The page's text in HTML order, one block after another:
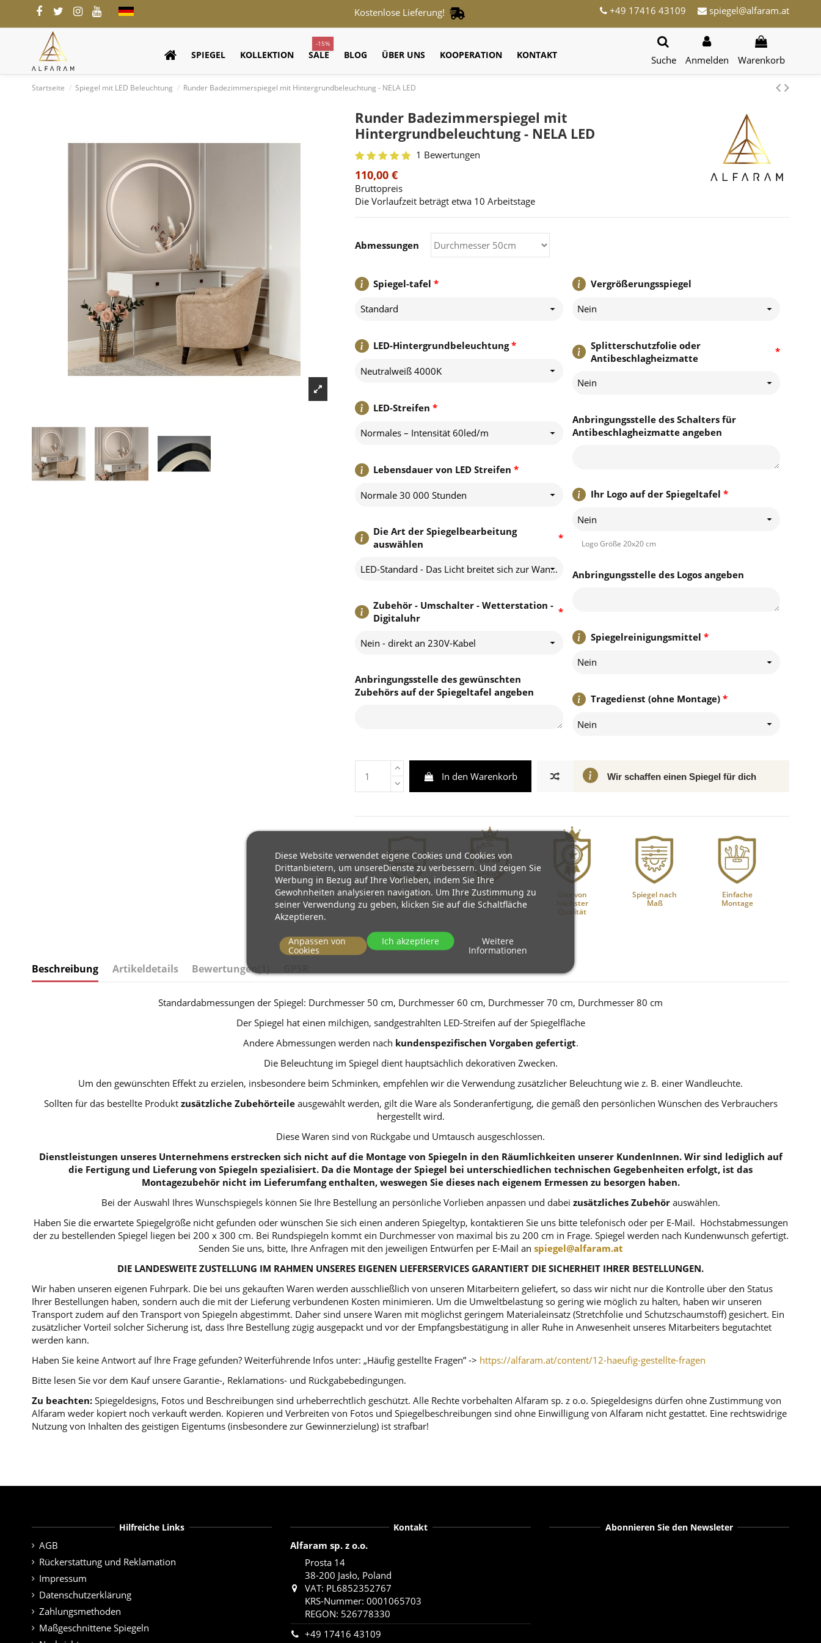
Kostenlose Lieferung! +49 17416 43109 spiegel@alfaram.at
SPIEGEL KOLLEKTION SALE
-15%
BLOG ÜBER UNS KOOPERATION KONTAKT Suche Anmelden Warenkorb
Startseite Spiegel mit LED Beleuchtung Runder Badezimmerspiegel mit Hintergrundbeleuchtung - NELA LED
Runder Badezimmerspiegel mit
Hintergrundbeleuchtung - NELA LED
1 Bewertungen
110,00 €
Bruttopreis
Die Vorlaufzeit beträgt etwa 10 Arbeitstage
*
Spiegel-tafel
Standard
*
LED-Hintergrundbeleuchtung
Neutralweiß 4000K
*
LED-Streifen
Normales – Intensität 60led/m
*
Lebensdauer von LED Streifen
Normale 30 000 Stunden
*
Die Art der Spiegelbearbeitung
auswählen
LED-Standard - Das Licht breitet sich zur Wand hinter dem Spiegel aus
*
Zubehör - Umschalter - Wetterstation -
Digitaluhr
Nein - direkt an 230V-Kabel
Anbringungsstelle des gewünschten
Zubehörs auf der Spiegeltafel angeben
Vergrößerungsspiegel
Nein
*
Splitterschutzfolie oder
Antibeschlagheizmatte
Nein
Anbringungsstelle des Schalters für
Antibeschlagheizmatte angeben
*
Ihr Logo auf der Spiegeltafel
Nein
Logo Größe 20x20 cm
Anbringungsstelle des Logos angeben
*
Spiegelreinigungsmittel
Nein
*
Tragedienst (ohne Montage)
Nein
Abmessungen
In den Warenkorb Wir schaffen einen Spiegel für dich
Kostenloser
Versand
Wir produzieren
seit 2013
Glas von
höchster
Qualität
Spiegel nach
Maß
Einfache
Montage
Beschreibung Artikeldetails Bewertungen
Standardabmessungen der Spiegel: Durchmesser 50 cm, Durchmesser 60 cm, Durchmesser 70 cm, Durchmesser 80 cm
Der Spiegel hat einen milchigen, sandgestrahlten LED-Streifen auf der Spiegelfläche
Andere Abmessungen werden nach kundenspezifischen Vorgaben gefertigt.
Die Beleuchtung im Spiegel dient hauptsächlich dekorativen Zwecken.
Um den gewünschten Effekt zu erzielen, insbesondere beim Schminken, empfehlen wir die Verwendung zusätzlicher Beleuchtung wie z. B. einer Wandleuchte.
Sollten für das bestellte Produkt zusätzliche Zubehörteileausgewählt werden, gilt die Ware als Sonderanfertigung, die gemäß den persönlichen Wünschen des Verbrauchers
hergestellt wird.
Diese Waren sind von Rückgabe und Umtausch ausgeschlossen.
Dienstleistungen unseres Unternehmens erstrecken sich nicht auf die Montage von Spiegeln in den Räumlichkeiten unserer KundenInnen. Wir sind lediglich auf
die Fertigung und Lieferung von Spiegeln spezialisiert. Da die Montage der Spiegel bei unterschiedlichen technischen Gegebenheiten erfolgt, ist das
Montagezubehör nicht im Lieferumfang enthalten, weswegen Sie dieses nach eigenem Ermessen zu besorgen haben.
Bei der Auswahl Ihres Wunschspiegels können Sie Ihre Bestellung an persönliche Vorlieben anpassen und dabei zusätzliches Zubehörauswählen.
Haben Sie die erwartete Spiegelgröße nicht gefunden oder wünschen Sie sich einen anderen Spiegeltyp, kontaktieren Sie uns bitte telefonisch oder per E-Mail. Höchstabmessungen
der zu bestellenden Spiegel liegen bei 200 x 300 cm. Bei Rundspiegeln kommt ein Durchmesser von maximal bis zu 200 cm in Frage. Spiegel werden nach Kundenwunsch gefertigt.
Senden Sie uns, bitte, Ihre Anfragen mit den jeweiligen Entwürfen per E-Mail an spiegel@alfaram.at
DIE LANDESWEITE ZUSTELLUNG IM RAHMEN UNSERES EIGENEN LIEFERSERVICES GARANTIERT DIE SICHERHEIT IHRER BESTELLUNGEN.
Wir haben unseren eigenen Fuhrpark. Die bei uns gekauften Waren werden ausschließlich von unseren Mitarbeitern geliefert, so dass wir nicht nur die Kontrolle über den Status
Ihrer Bestellungen haben, sondern auch die mit der Lieferung verbundenen Kosten minimieren. Um die Umweltbelastung so gering wie möglich zu halten, haben wir unseren
Transport zudem auf den Transport von Spiegeln abgestimmt. Daher sind unsere Waren mit möglichst geringem Materialeinsatz (Stretchfolie und Schutzschaumstoff) gesichert. Ein
zusätzlicher Vorteil solcher Sicherung ist, dass Ihre Bestellung zügig ausgepackt und vor der Empfangsbestätigung in aller Ruhe in Anwesenheit unseres Mitarbeiters begutachtet
werden kann.
Haben Sie keine Antwort auf Ihre Frage gefunden? Weiterführende Infos unter: „Häufig gestellte Fragen” -> https://alfaram.at/content/12-haeufig-gestellte-fragen
Bitte lesen Sie vor dem Kauf unsere Garantie-, Reklamations- und Rückgabebedingungen.
Zu beachten: Spiegeldesigns, Fotos und Beschreibungen sind urheberrechtlich geschützt. Alle Rechte vorbehalten Alfaram sp. z o.o. Spiegeldesigns dürfen ohne Zustimmung von
Alfaram weder kopiert noch verkauft werden. Kopieren und Verbreiten von Fotos und Spiegelbeschreibungen sind ohne Einwilligung von Alfaram nicht gestattet. Eine rechtswidrige
Nutzung von Inhalten des geistigen Eigentums (insbesondere zur Gewinnerzielung) ist strafbar!
Hilfreiche Links
AGB
Rückerstattung und Reklamation
Impressum
Datenschutzerklärung
Zahlungsmethoden
Maßgeschnittene Spiegeln
Kontakt
Alfaram sp. z o.o.
Prosta 14
38-200 Jasło, Poland
VAT: PL6852352767
KRS-Nummer: 0001065703
REGON: 526778330
+49 17416 43109
Diese Website verwendet eigene Cookies und Cookies von
Drittanbietern, um unsereDienste zu verbessern. Und zeigen Sie
Werbung in Bezug auf Ihre Vorlieben, indem Sie Ihre
Gewohnheiten analysieren navigation. Um Ihre Zustimmung zu
seiner Verwendung zu geben, klicken Sie auf die Schaltfläche
Akzeptieren.
Weitere
Informationen
Anpassen von
Cookies
Ich akzeptiere
Abonnieren Sie den Newsleter